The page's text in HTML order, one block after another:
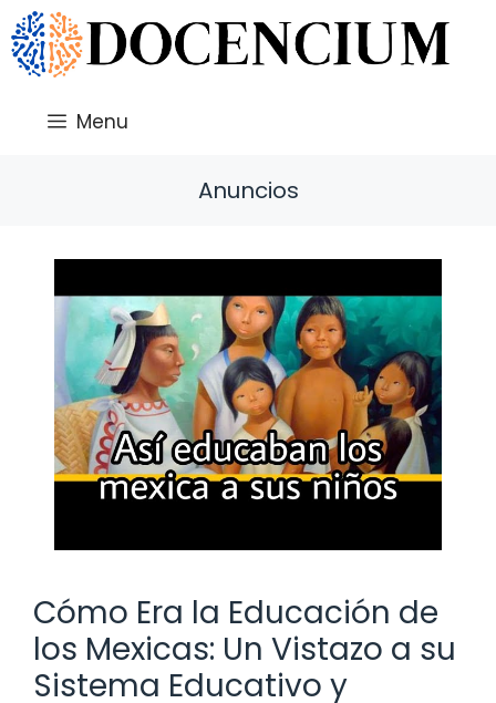
Saltar
al
contenido
Menu
Anuncios
Cómo Era la Educación de
los Mexicas: Un Vistazo a su
Sistema Educativo y